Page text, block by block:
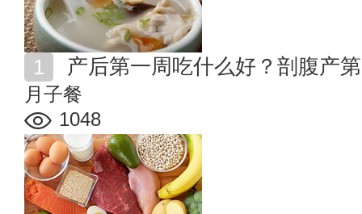
产后第一周吃什么好？剖腹产
月子餐
1048